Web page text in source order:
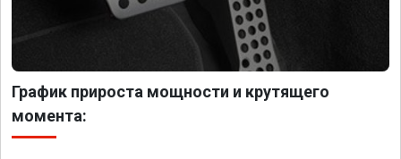
График прироста мощности и крутящего
момента: